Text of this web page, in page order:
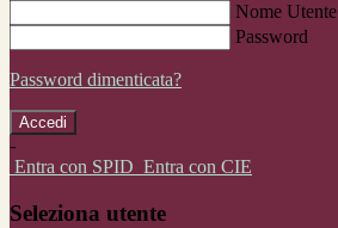
Nome Utente
Password
Password dimenticata?
-
Entra con SPID Entra con CIE
Seleziona utente